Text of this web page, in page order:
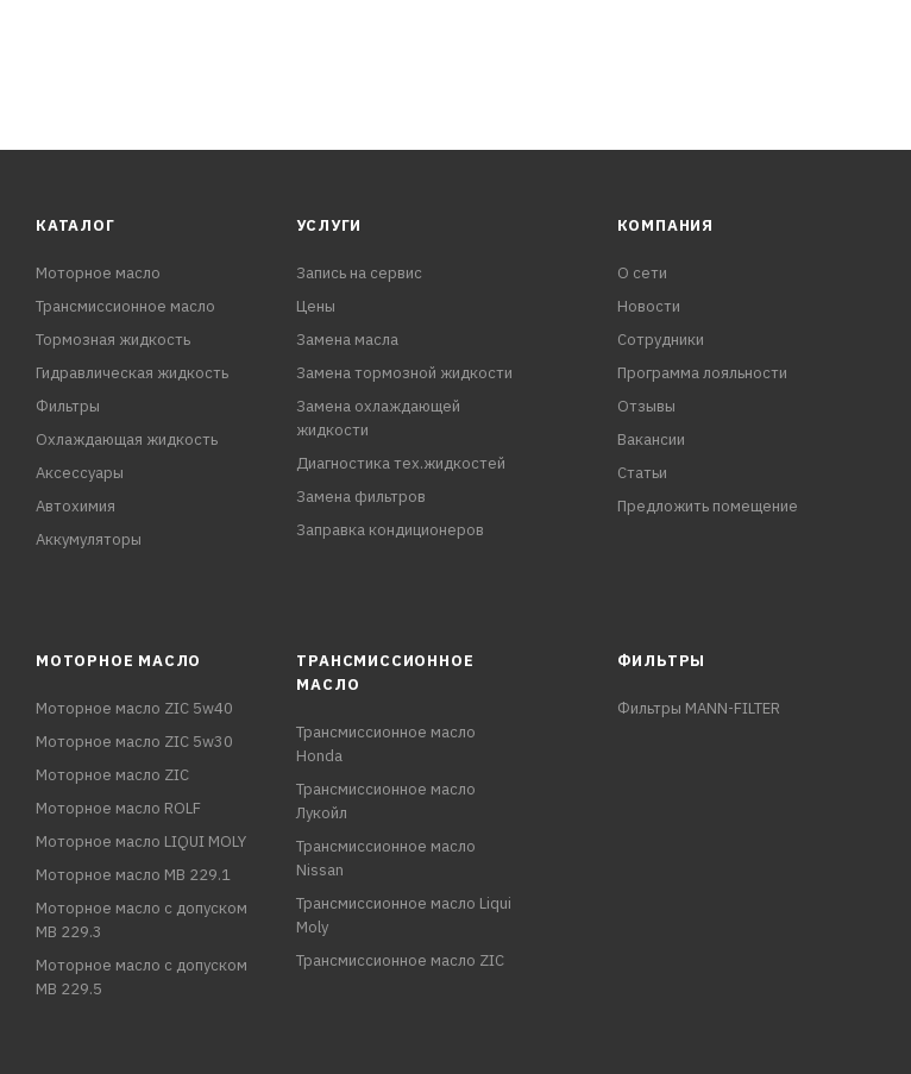
КАТАЛОГ
Моторное масло
Трансмиссионное масло
Тормозная жидкость
Гидравлическая жидкость
Фильтры
Охлаждающая жидкость
Аксессуары
Автохимия
Аккумуляторы
УСЛУГИ
Запись на сервис
Цены
Замена масла
Замена тормозной жидкости
Замена охлаждающей
жидкости
Диагностика тех.жидкостей
Замена фильтров
Заправка кондиционеров
КОМПАНИЯ
О сети
Новости
Сотрудники
Программа лояльности
Отзывы
Вакансии
Статьи
Предложить помещение
МОТОРНОЕ МАСЛО
Моторное масло ZIC 5w40
Моторное масло ZIC 5w30
Моторное масло ZIC
Моторное масло ROLF
Моторное масло LIQUI MOLY
Моторное масло MB 229.1
Моторное масло с допуском
MB 229.3
Моторное масло с допуском
MB 229.5
ТРАНСМИССИОННОЕ
МАСЛО
Трансмиссионное масло
Honda
Трансмиссионное масло
Лукойл
Трансмиссионное масло
Nissan
Трансмиссионное масло Liqui
Moly
Трансмиссионное масло ZIC
ФИЛЬТРЫ
Фильтры MANN-FILTER